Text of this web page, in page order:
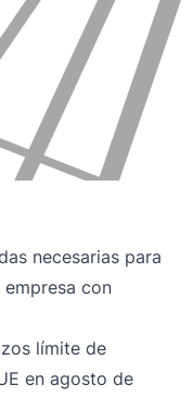
necesarias para
con
límite de
en agosto de